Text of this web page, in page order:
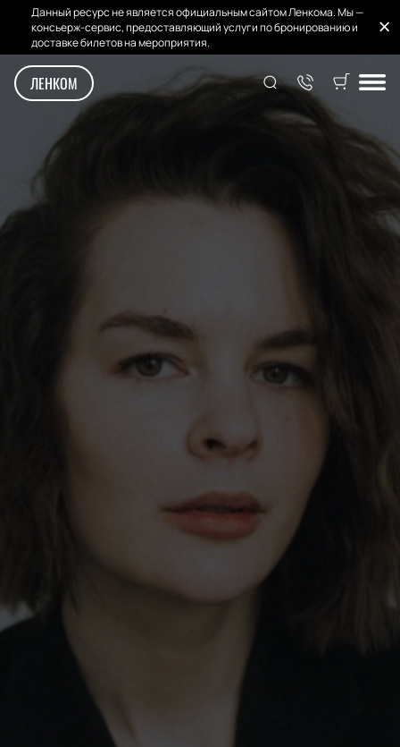
Данный ресурс не является официальным сайтом Ленкома. Мы —
консьерж-сервис, предоставляющий услуги по бронированию и
доставке билетов на мероприятия.
ЛЕНКОМ